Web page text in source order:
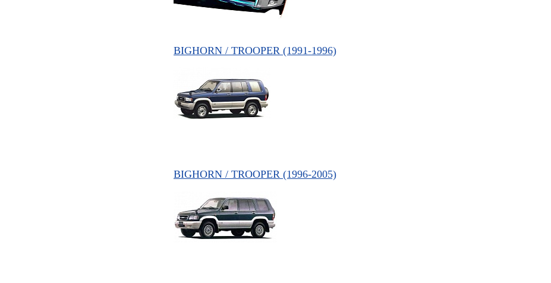
BIGHORN / TROOPER (1991-1996)
BIGHORN / TROOPER (1996-2005)